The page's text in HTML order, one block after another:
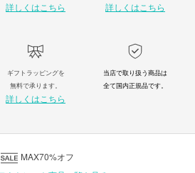
詳しくはこちら 詳しくはこちら
ギフトラッピングを
無料で承ります。
詳しくはこちら
当店で取り扱う商品は
全て国内正規品です。
MAX70%オフ